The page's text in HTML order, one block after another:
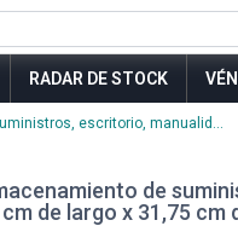
RADAR DE STOCK
escritorio, manualid...
de
de largo x 31,75 cm